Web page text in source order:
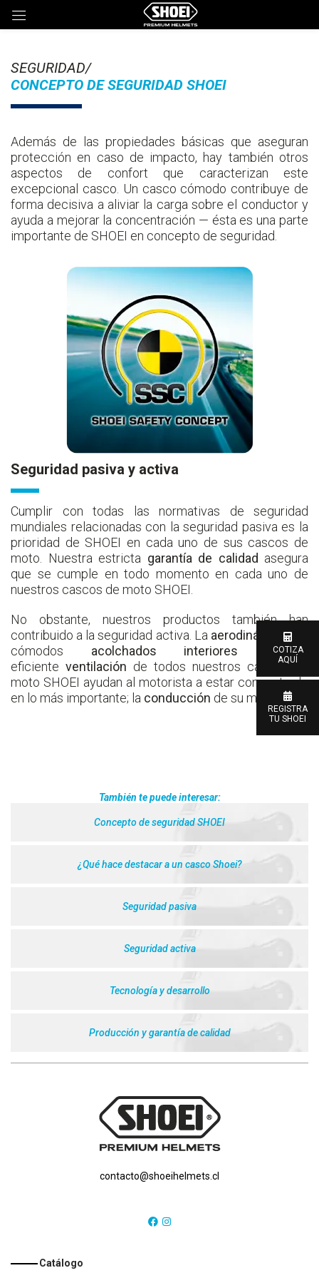
SEGURIDAD/
CONCEPTO DE SEGURIDAD SHOEI
Además de las propiedades básicas que aseguran
protección en caso de impacto, hay también otros
aspectos de confort que caracterizan este
excepcional casco. Un casco cómodo contribuye de
forma decisiva a aliviar la carga sobre el conductor y
ayuda a mejorar la concentración — ésta es una parte
importante de SHOEI en concepto de seguridad.
Seguridad pasiva y activa
Cumplir con todas las normativas de seguridad
mundiales relacionadas con la seguridad pasiva es la
prioridad de SHOEI en cada uno de sus cascos de
moto. Nuestra estricta garantía de calidad asegura
que se cumple en todo momento en cada uno de
nuestros cascos de moto SHOEI.
No obstante, nuestros productos también han
contribuido a la seguridad activa. La aerodinámica, los
cómodos acolchados interiores y la
eficiente ventilación de todos nuestros cascos de
moto SHOEI ayudan al motorista a estar concentrado
en lo más importante; la conducción de su moto.
También te puede interesar:
Concepto de seguridad SHOEI
¿Qué hace destacar a un casco Shoei?
Seguridad pasiva
Seguridad activa
Tecnología y desarrollo
Producción y garantía de calidad
contacto@shoeihelmets.cl
Catálogo
COTIZA
AQUÍ
REGISTRA
TU SHOEI